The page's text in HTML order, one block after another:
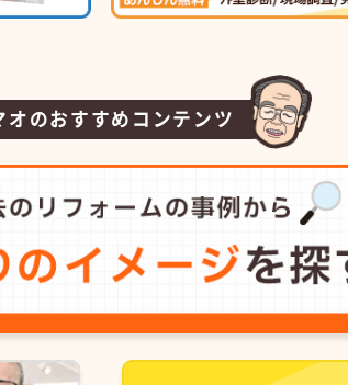
オのおすすめコンテンツ